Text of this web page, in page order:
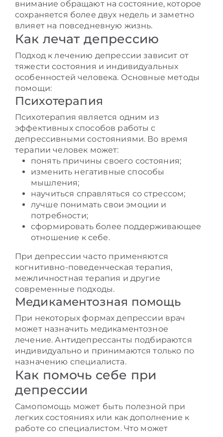
внимание обращают на состояние, которое
сохраняется более двух недель и заметно
влияет на повседневную жизнь.
Как лечат депрессию
Подход к лечению депрессии зависит от
тяжести состояния и индивидуальных
особенностей человека. Основные методы
помощи:
Психотерапия
Психотерапия является одним из
эффективных способов работы с
депрессивными состояниями. Во время
терапии человек может:
понять причины своего состояния;
изменить негативные способы
мышления;
научиться справляться со стрессом;
лучше понимать свои эмоции и
потребности;
сформировать более поддерживающее
отношение к себе.
При депрессии часто применяются
когнитивно-поведенческая терапия,
межличностная терапия и другие
современные подходы.
Медикаментозная помощь
При некоторых формах депрессии врач
может назначить медикаментозное
лечение. Антидепрессанты подбираются
индивидуально и принимаются только по
назначению специалиста.
Как помочь себе при
депрессии
Самопомощь может быть полезной при
легких состояниях или как дополнение к
работе со специалистом. Что может